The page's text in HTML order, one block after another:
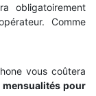
obligatoirement
Comme
vous coûtera
mensualités pour